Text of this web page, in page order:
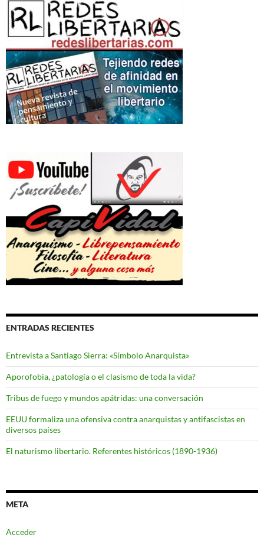
ENTRADAS RECIENTES
Entrevista a Santiago Sierra: «Símbolo Anarquista»
Aporofobia, ¿patología o el clasismo de toda la vida?
Tribus de fuego y mundos apátridas: una conversación
EEUU formaliza una ofensiva contra anarquistas y antifascistas en
diversos países
El naturismo libertario. Referentes históricos (1890-1936)
META
Acceder